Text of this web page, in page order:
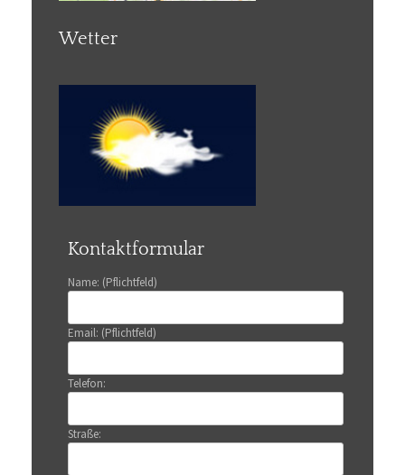
Wetter
Kontaktformular
Name: (Pflichtfeld)
Email: (Pflichtfeld)
Telefon:
Straße: